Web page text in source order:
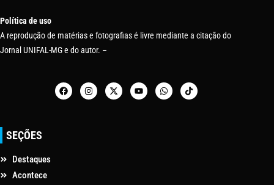
Política de uso
A reprodução de matérias e fotografias é livre mediante a citação do
Jornal UNIFAL-MG e do autor. –
SEÇÕES
Destaques
Acontece